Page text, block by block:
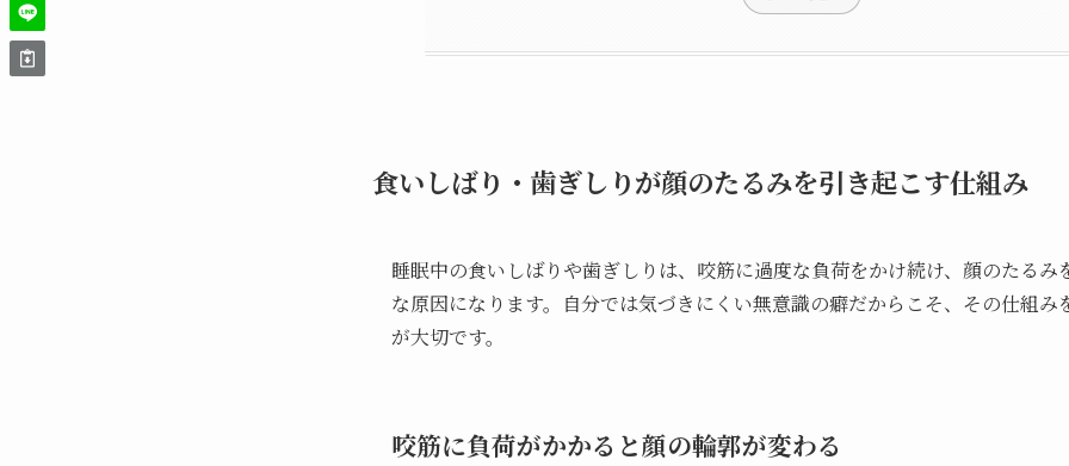
食いしばり・歯ぎしりが顔のたるみを引き起こす仕組み
睡眠中の食いしばりや歯ぎしりは、咬筋に過度な負荷をかけ続け、顔のたるみ
な原因になります。自分では気づきにくい無意識の癖だからこそ、その仕組み
が大切です。
咬筋に負荷がかかると顔の輪郭が変わる